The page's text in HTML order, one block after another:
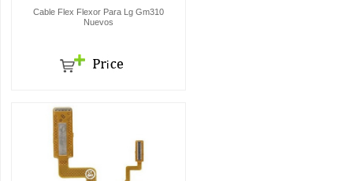
Cable Flex Flexor Para Lg Gm310
Nuevos